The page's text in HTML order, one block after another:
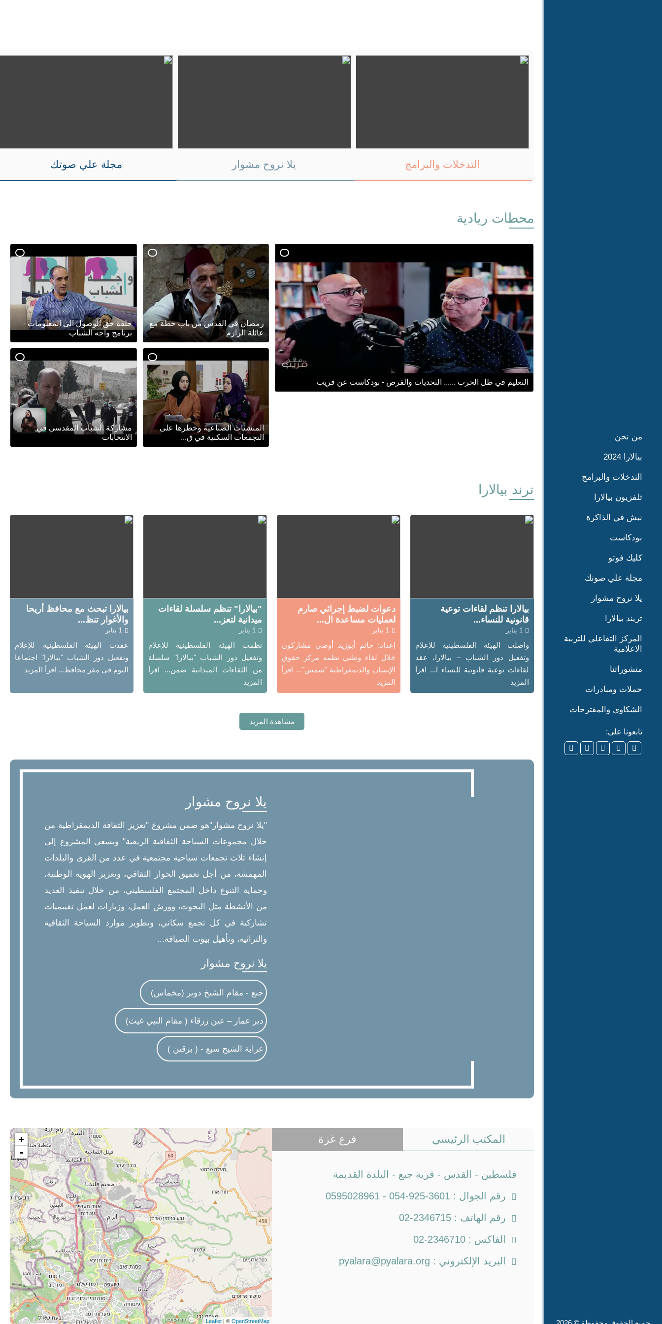
من نحن
بيالارا 2024
التدخلات والبرامج
تلفزيون بيالارا
نبش في الذاكرة
بودكاست
كليك فوتو
مجلة علي صوتك
يلا نروح مشوار
تريند بيالارا
المركز التفاعلي للتربية
الاعلامية
منشوراتنا
حملات ومبادرات
الشكاوى والمقترحات
تابعونا على:
التدخلات والبرامج يلا نروح مشوار مجلة علي صوتك
محطات ريادية
التعليم في ظل الحرب ...... التحديات والفرص - بودكاست عن قريب
رمضان في القدس من باب حطة مع
عائلة الرازم
حلقة حق الوصول الى المعلومات -
برنامج واجه الشباب
المنشئات الصناعية وخطرها على
التجمعات السكنية في ق...
مشاركة الشباب المقدسي في
الانتخابات
ترند بيالارا
بيالارا تنظم لقاءات توعية
قانونية للنساء...
1 يناير
واصلت الهيئة الفلسطينية للإعلام
وتفعيل دور الشباب – بيالارا، عقد
لقاءات توعية قانونية للنساء ا... اقرأ
المزيد
دعوات لضبط إجرائي صارم
لعمليات مساعدة ال...
1 يناير
إعداد: حاتم أبوزيد أوصى مشاركون
خلال لقاء وطني نظمه مركز حقوق
الإنسان والديمقراطية "شمس"... اقرأ
المزيد
"بيالارا" تنظم سلسلة لقاءات
ميدانية لتعز...
1 يناير
نظمت الهيئة الفلسطينية للإعلام
وتفعيل دور الشباب "بيالارا" سلسلة
من اللقاءات الميدانية ضمن... اقرأ
المزيد
بيالارا تبحث مع محافظ أريحا
والأغوار تنظ...
1 يناير
عقدت الهيئة الفلسطينية للإعلام
وتفعيل دور الشباب "بيالارا" اجتماعا
اليوم في مقر محافظ... اقرأ المزيد
مشاهدة المزيد
يلا نروح مشوار
"يلا نروح مشوار"هو ضمن مشروع "تعزيز الثقافة الديمقراطية من
خلال مجموعات السياحة الثقافية الريفية" ويسعى المشروع إلى
إنشاء ثلاث تجمعات سياحية مجتمعية في عدد من القرى والبلدات
المهمشة، من أجل تعميق الحوار الثقافي، وتعزيز الهوية الوطنية،
وحماية التنوع داخل المجتمع الفلسطيني، من خلال تنفيذ العديد
من الأنشطة مثل البحوث، وورش العمل، وزيارات لعمل تقييميات
تشاركية في كل تجمع سكاني، وتطوير موارد السياحة الثقافية
والتراثية، وتأهيل بيوت الضيافة...
يلا نروح مشوار
جبع - مقام الشيخ دوير (مخماس)
دير عمار – عين زرقاء ( مقام النبي غيث)
عرابة الشيخ سبع - ( برقين )
المكتب الرئيسي فرع غزة
فلسطين - القدس - قرية جبع - البلدة القديمة
رقم الجوال : 0595028961 - 054-925-3601
رقم الهاتف : 02-2346715
الفاكس : 02-2346710
البريد الإلكتروني : pyalara@pyalara.org
+
-
Leaflet | © OpenStreetMap